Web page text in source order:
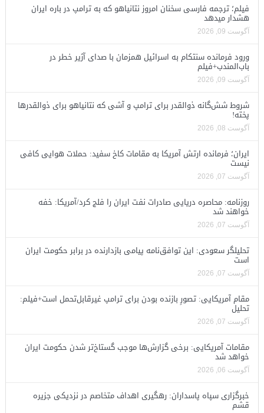
فیلم؛ ترجمه فارسی سخنان امروز نتانیاهو که به ترامپ در باره ایران
هشدار میدهد
آگوست 09, 2026
ورود فرمانده سنتکام به اسرائیل همزمان با صدای آژیر خطر در
باب‌المندب+فیلم
آگوست 09, 2026
شروط شش‌گانه ذوالقدر برای ترامپ و آشی که نتانیاهو برای ذوالقدرها
پخته!
آگوست 08, 2026
ایران؛ فرمانده ارتش آمریکا به مقامات کاخ سفید: حملات هوایی کافی
نیست
آگوست 07, 2026
روزنامه: محاصره دریایی صادرات نفت ایران را فلج کرد/آمریکا: خفه
خواهند شد
آگوست 07, 2026
تحلیلگر سعودی: این توافق‌نامه پیامی بازدارنده در برابر حکومت ایران
است
آگوست 07, 2026
مقام آمریکایی: تصورِ بازنده بودن برای ترامپ غیرقابل‌تحمل است+فیلم:
تحلیل
آگوست 07, 2026
مقامات آمریکایی: برخی گزارش‌ها موجب گستاخ‌تر شدن حکومت ایران
خواهد شد
آگوست 06, 2026
خبرگزاری سپاه پاسداران: رهگیری اهداف متخاصم در نزدیکی جزیره
قشم